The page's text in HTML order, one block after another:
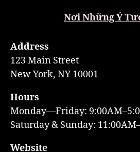
Nơi Những Ý
Address
123 Main Street
New York, NY 10001
Hours
Monday—Friday:
Saturday & Sunday:
Website